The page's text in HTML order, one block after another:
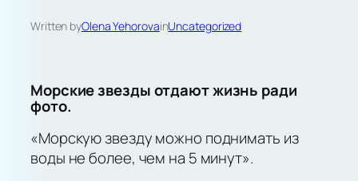
Written byOlena YehorovainUncategorized
Морские звезды отдают жизнь ради
фото.
«Морскую звезду можно поднимать из
воды не более, чем на 5 минут».